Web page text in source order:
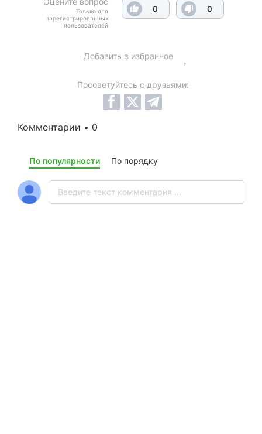
Только для
зарегистрированных
пользователей
0 0
Добавить в избранное
Посоветуйтесь с друзьями:
Комментарии • 0
По популярности По порядку